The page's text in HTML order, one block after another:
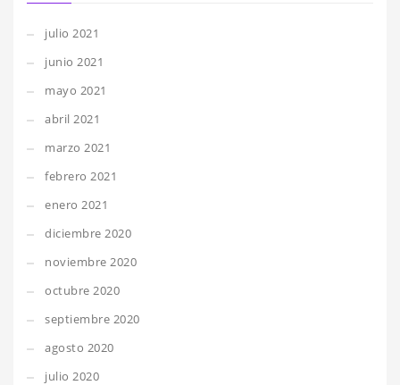
julio 2021
junio 2021
mayo 2021
abril 2021
marzo 2021
febrero 2021
enero 2021
diciembre 2020
noviembre 2020
octubre 2020
septiembre 2020
agosto 2020
julio 2020